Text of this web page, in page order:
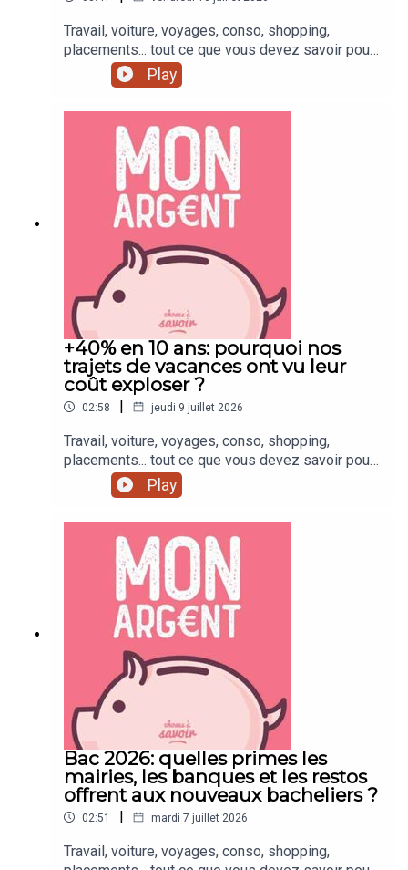
Travail, voiture, voyages, conso, shopping,
placements... tout ce que vous devez savoir pour
mieux gérer votre argent !
Play
+40% en 10 ans: pourquoi nos
trajets de vacances ont vu leur
coût exploser ?
02:58 | jeudi 9 juillet 2026
Travail, voiture, voyages, conso, shopping,
placements... tout ce que vous devez savoir pour
mieux gérer votre argent !
Play
Bac 2026: quelles primes les
mairies, les banques et les restos
offrent aux nouveaux bacheliers ?
02:51 | mardi 7 juillet 2026
Travail, voiture, voyages, conso, shopping,